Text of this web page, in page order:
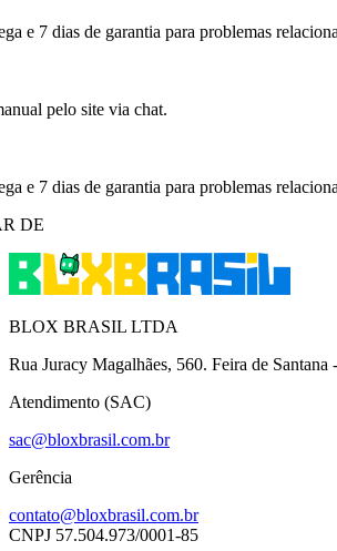
e 7 dias de garantia para problemas
pelo site via chat.
e 7 dias de garantia para problemas
DE
BLOX BRASIL LTDA
Rua Juracy Magalhães, 560. Feira de Santana
Atendimento (SAC)
sac@bloxbrasil.com.br
Gerência
contato@bloxbrasil.com.br
CNPJ 57.504.973/0001-85